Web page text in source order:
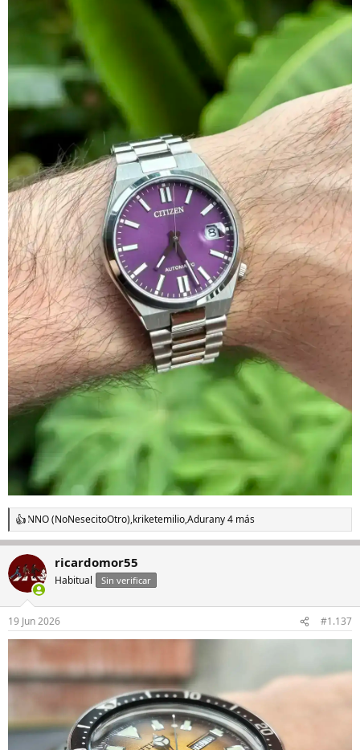
R
e
a
c
c
i
e
s
NNO (NoNesecitoOtro),kriketemilio,Adurany 4 más
ricardomor55
Habitual Sin verificar
19 Jun 2026 #1.137